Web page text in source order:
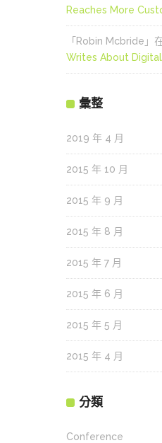
Reaches More
「 Robin Mcbride 」
Writes About
彙整
2019 年 4 月
2015 年 10 月
2015 年 9 月
2015 年 8 月
2015 年 7 月
2015 年 6 月
2015 年 5 月
2015 年 4 月
分類
Conference